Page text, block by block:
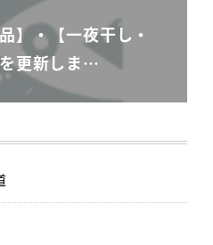
】・【一夜干し・
更新しま…